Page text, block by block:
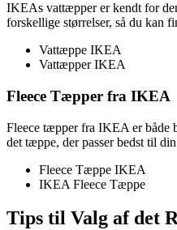
IKEAs vattæpper er kendt for
forskellige størrelser, så du kan
Vattæppe IKEA
Vattæpper IKEA
Fleece Tæpper fra IKEA
Fleece tæpper fra IKEA er både
det tæppe, der passer bedst til
Fleece Tæppe IKEA
IKEA Fleece Tæppe
Tips til Valg af det